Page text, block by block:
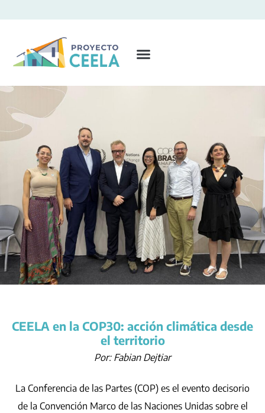
CEELA en la COP30: acción climática desde
el territorio
Por: Fabian Dejtiar
La Conferencia de las Partes (COP) es el evento decisorio
de la Convención Marco de las Naciones Unidas sobre el